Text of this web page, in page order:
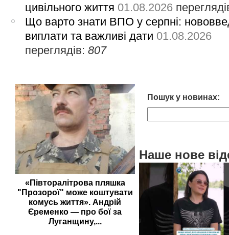
цивільного життя 01.08.2026
Що варто знати ВПО у серпні:
виплати та важливі дати 01.08.2026
переглядів:807
«Півторалітрова пляшка
"Прозорої" може коштувати
комусь життя». Андрій
Єременко — про бої за
Луганщину,...
Пошук у новинах:
Наше нове